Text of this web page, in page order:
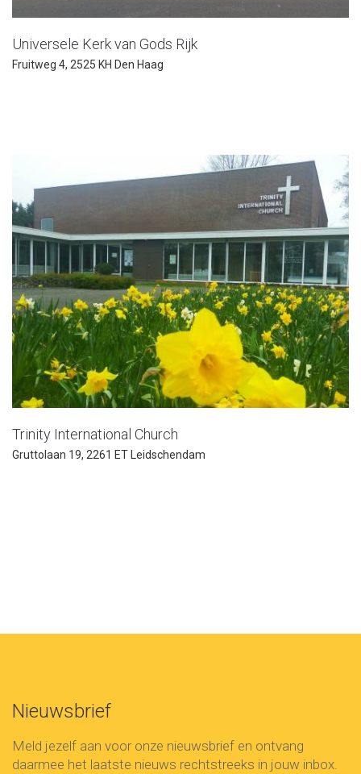
Universele Kerk van Gods Rijk
Fruitweg 4, 2525 KH Den Haag
Trinity International Church
Gruttolaan 19, 2261 ET Leidschendam
Nieuwsbrief
Meld jezelf aan voor onze nieuwsbrief en ontvang
daarmee het laatste nieuws rechtstreeks in jouw inbox.